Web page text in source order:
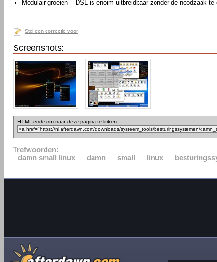
Modulair groeien -- DSL is enorm uitbreidbaar zonder de noodzaak te
Stel een correctie voor
Screenshots:
HTML code om naar deze pagina te linken:
Trefwoorden:
damn small linux
damn small linux